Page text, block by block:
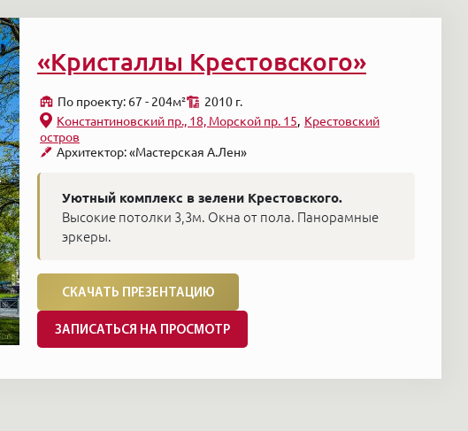
«Кристаллы Крестовского»
По проекту: 67 - 204м² 2010 г.
Архитектор: «Мастерская А.Лен»
Константиновский пр., 18, Морской пр. 15
Крестовский
остров
Уютный комплекс в зелени Крестовского.
Высокие потолки 3,3м. Окна от пола. Панорамные
эркеры.
СКАЧАТЬ ПРЕЗЕНТАЦИЮ
ЗАПИСАТЬСЯ НА ПРОСМОТР